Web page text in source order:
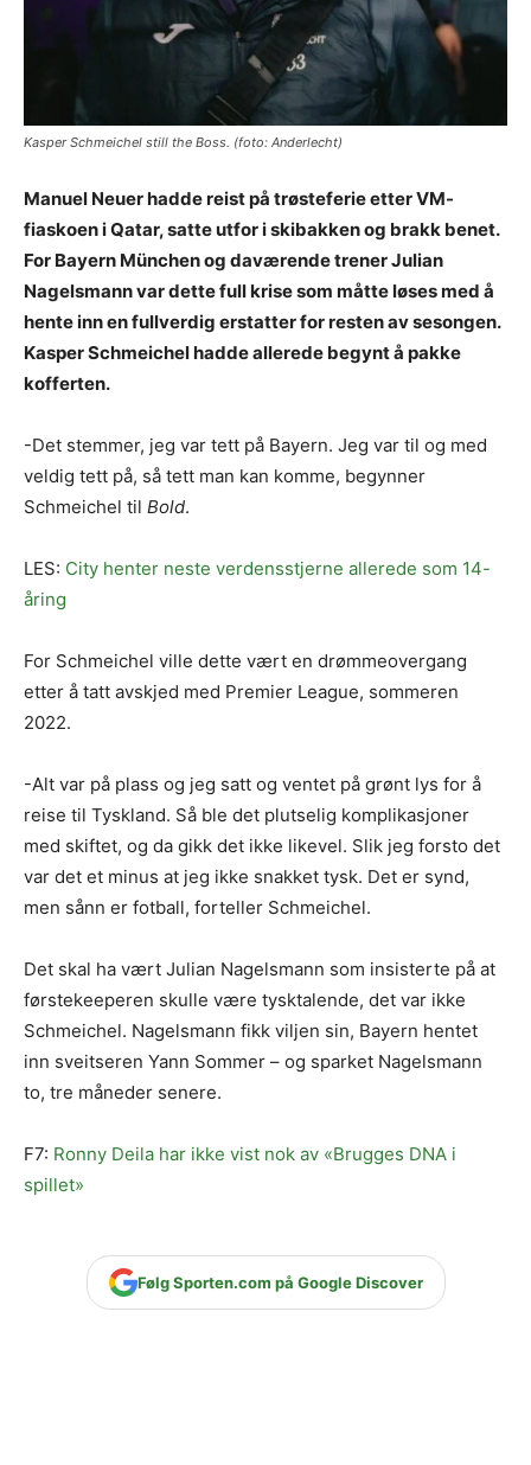
Kasper Schmeichel still the Boss. (foto: Anderlecht)
Manuel Neuer hadde reist på trøsteferie etter VM-
fiaskoen i Qatar, satte utfor i skibakken og brakk benet.
For Bayern München og daværende trener Julian
Nagelsmann var dette full krise som måtte løses med å
hente inn en fullverdig erstatter for resten av sesongen.
Kasper Schmeichel hadde allerede begynt å pakke
kofferten.
-Det stemmer, jeg var tett på Bayern. Jeg var til og med
veldig tett på, så tett man kan komme, begynner
Schmeichel til Bold.
LES: City henter neste verdensstjerne allerede som 14-
åring
For Schmeichel ville dette vært en drømmeovergang
etter å tatt avskjed med Premier League, sommeren
2022.
-Alt var på plass og jeg satt og ventet på grønt lys for å
reise til Tyskland. Så ble det plutselig komplikasjoner
med skiftet, og da gikk det ikke likevel. Slik jeg forsto det
var det et minus at jeg ikke snakket tysk. Det er synd,
men sånn er fotball, forteller Schmeichel.
Det skal ha vært Julian Nagelsmann som insisterte på at
førstekeeperen skulle være tysktalende, det var ikke
Schmeichel. Nagelsmann fikk viljen sin, Bayern hentet
inn sveitseren Yann Sommer – og sparket Nagelsmann
to, tre måneder senere.
F7: Ronny Deila har ikke vist nok av «Brugges DNA i
spillet»
Følg Sporten.com på Google Discover